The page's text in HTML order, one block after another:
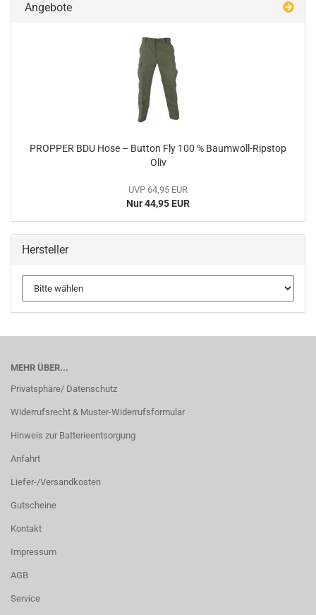
Angebote
PROPPER BDU Hose – Button Fly 100 % Baumwoll-Ripstop
Oliv
UVP 64,95 EUR
Nur 44,95 EUR
Hersteller
MEHR ÜBER...
Privatsphäre/ Datenschutz
Widerrufsrecht & Muster-Widerrufsformular
Hinweis zur Batterieentsorgung
Anfahrt
Liefer-/Versandkosten
Gutscheine
Kontakt
Impressum
AGB
Service